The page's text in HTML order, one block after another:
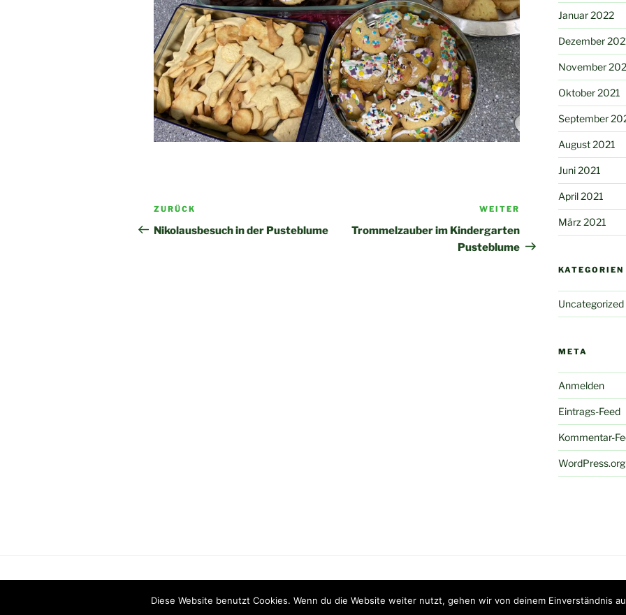
Beitragsnavigation
Vorheriger
Beitrag
ZURÜCK
Nikolausbesuch in der Pusteblume
Nächster
Beitrag
WEITER
Trommelzauber im Kindergarten
Pusteblume
Januar 2022
Dezember
November
Oktober 2021
September
August 2021
Juni 2021
April 2021
März 2021
KATEGORIEN
Uncategorized
META
Anmelden
Eintrags-Feed
Kommentar-
WordPress.org
Diese Website benutzt Cookies. Wenn du die Website weiter nutzt, gehen wir von deinem Einverständnis